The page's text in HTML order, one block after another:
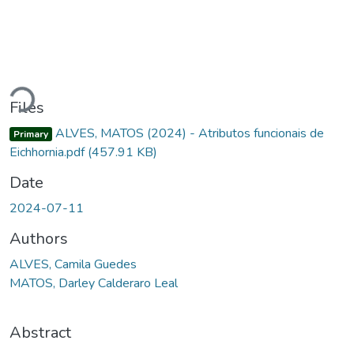
Files
Primary ALVES, MATOS (2024) - Atributos funcionais de
Eichhornia.pdf(457.91 KB)
Date
2024-07-11
Authors
ALVES, Camila Guedes
MATOS, Darley Calderaro Leal
Abstract